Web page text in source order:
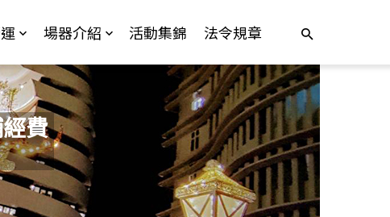
場器介紹 活動集錦 法令規章
費